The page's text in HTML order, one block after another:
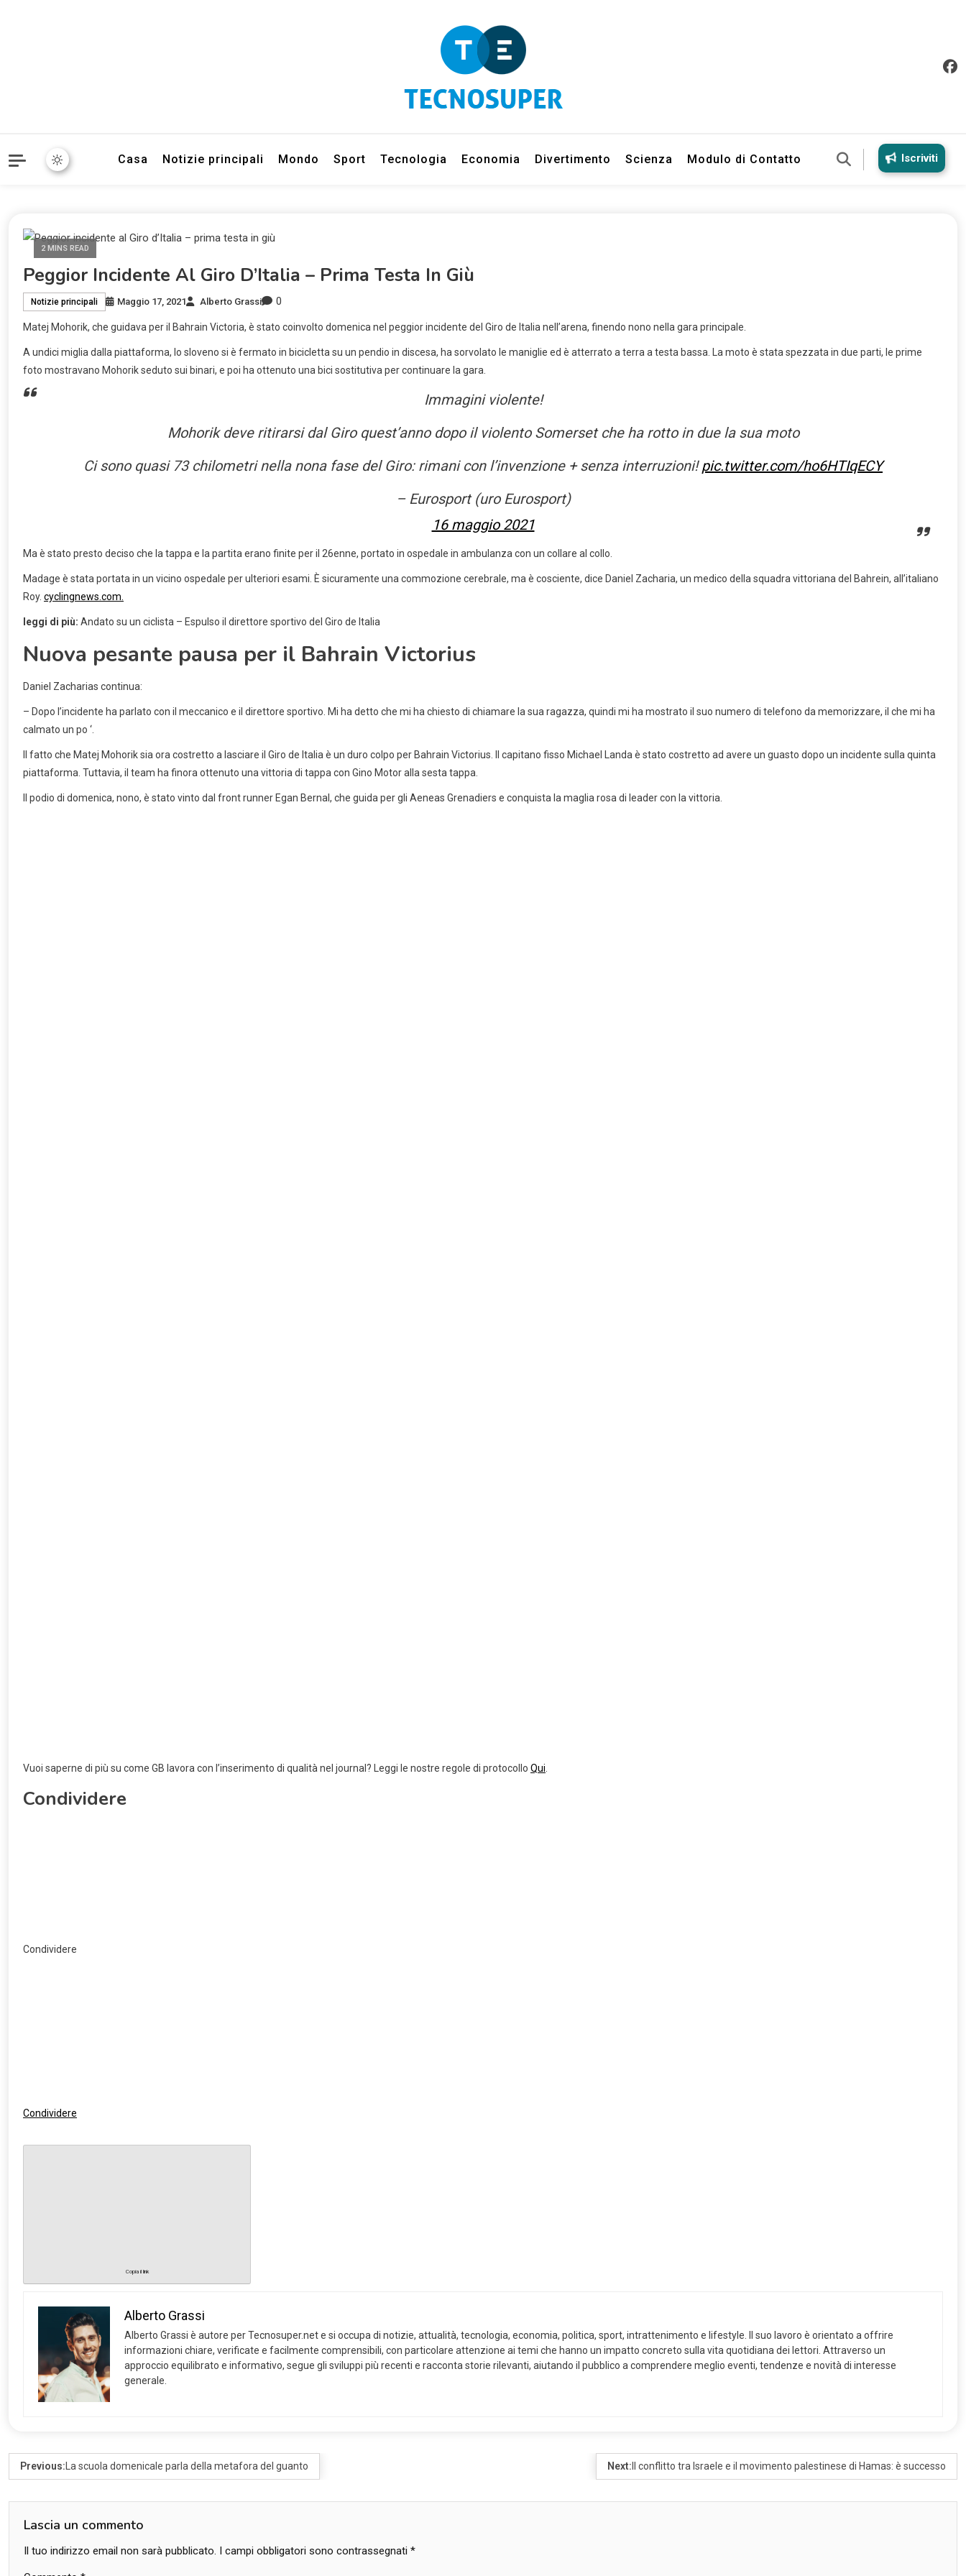
Casa Notizie principali Mondo Sport Tecnologia Economia Divertimento Scienza Modulo di Contatto Iscriviti
2 MINS READ
Peggior Incidente Al Giro D’Italia – Prima Testa In Giù
Notizie principali Maggio 17, 2021 Alberto Grassi 0
Matej Mohorik, che guidava per il Bahrain Victoria, è stato coinvolto domenica nel peggior incidente del Giro de Italia nell’arena, finendo nono nella gara principale.
A undici miglia dalla piattaforma, lo sloveno si è fermato in bicicletta su un pendio in discesa, ha sorvolato le maniglie ed è atterrato a terra a testa bassa. La moto è stata spezzata in due parti, le prime
foto mostravano Mohorik seduto sui binari, e poi ha ottenuto una bici sostitutiva per continuare la gara.
Immagini violente!
Mohorik deve ritirarsi dal Giro quest’anno dopo il violento Somerset che ha rotto in due la sua moto
Ci sono quasi 73 chilometri nella nona fase del Giro: rimani con l’invenzione + senza interruzioni!pic.twitter.com/ho6HTIqECY
– Eurosport (uro Eurosport)
16 maggio 2021
Ma è stato presto deciso che la tappa e la partita erano finite per il 26enne, portato in ospedale in ambulanza con un collare al collo.
Madage è stata portata in un vicino ospedale per ulteriori esami. È sicuramente una commozione cerebrale, ma è cosciente, dice Daniel Zacharia, un medico della squadra vittoriana del Bahrein, all’italiano
Roy. cyclingnews.com.
leggi di più: Andato su un ciclista – Espulso il direttore sportivo del Giro de Italia
Nuova pesante pausa per il Bahrain Victorius
Daniel Zacharias continua:
– Dopo l’incidente ha parlato con il meccanico e il direttore sportivo. Mi ha detto che mi ha chiesto di chiamare la sua ragazza, quindi mi ha mostrato il suo numero di telefono da memorizzare, il che mi ha
calmato un po ‘.
Il fatto che Matej Mohorik sia ora costretto a lasciare il Giro de Italia è un duro colpo per Bahrain Victorius. Il capitano fisso Michael Landa è stato costretto ad avere un guasto dopo un incidente sulla quinta
piattaforma. Tuttavia, il team ha finora ottenuto una vittoria di tappa con Gino Motor alla sesta tappa.
Il podio di domenica, nono, è stato vinto dal front runner Egan Bernal, che guida per gli Aeneas Grenadiers e conquista la maglia rosa di leader con la vittoria.
Vuoi saperne di più su come GB lavora con l’inserimento di qualità nel journal? Leggi le nostre regole di protocollo Qui.
Condividere
Condividere
Condividere
Copia il link
Alberto Grassi
Alberto Grassi è autore per Tecnosuper.net e si occupa di notizie, attualità, tecnologia, economia, politica, sport, intrattenimento e lifestyle. Il suo lavoro è orientato a offrire
informazioni chiare, verificate e facilmente comprensibili, con particolare attenzione ai temi che hanno un impatto concreto sulla vita quotidiana dei lettori. Attraverso un
approccio equilibrato e informativo, segue gli sviluppi più recenti e racconta storie rilevanti, aiutando il pubblico a comprendere meglio eventi, tendenze e novità di interesse
generale.
Previous:La scuola domenicale parla della metafora del guanto Next: Il conflitto tra Israele e il movimento palestinese di Hamas: è successo
Lascia un commento
Il tuo indirizzo email non sarà pubblicato. I campi obbligatori sono contrassegnati *